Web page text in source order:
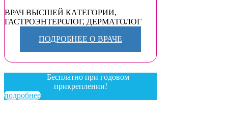
ВРАЧ ВЫСШЕЙ КАТЕГОРИИ,
ГАСТРОЭНТЕРОЛОГ, ДЕРМАТОЛОГ
ПОДРОБНЕЕ О ВРАЧЕ
Бесплатно при годовом
прикреплении!
подробнее